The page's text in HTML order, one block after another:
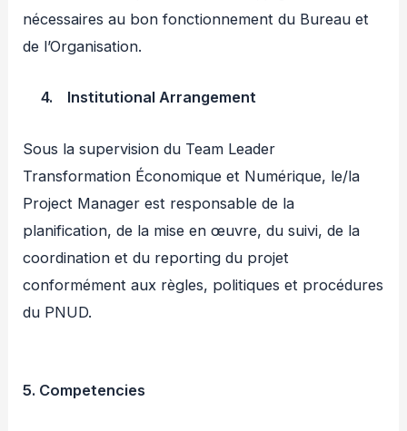
nécessaires au bon fonctionnement du Bureau et
de l’Organisation.
4. Institutional Arrangement
Sous la supervision du Team Leader
Transformation Économique et Numérique, le/la
Project Manager est responsable de la
planification, de la mise en œuvre, du suivi, de la
coordination et du reporting du projet
conformément aux règles, politiques et procédures
du PNUD.
5. Competencies